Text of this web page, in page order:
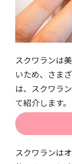
スクワランは
いため、さま
は、スクワラ
て紹介します。
スクワランは